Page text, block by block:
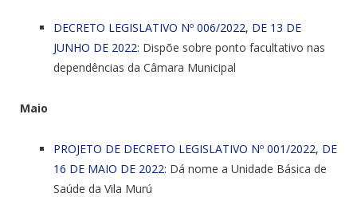
DECRETO LEGISLATIVO Nº 006/2022, DE 13 DE
JUNHO DE 2022: Dispõe sobre ponto facultativo nas
dependências da Câmara Municipal
Maio
PROJETO DE DECRETO LEGISLATIVO Nº 001/2022, DE
16 DE MAIO DE 2022: Dá nome a Unidade Básica de
Saúde da Vila Murú